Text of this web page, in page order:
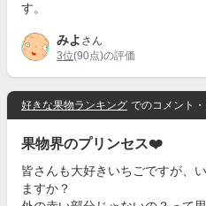
す。
みよ さん
3位(90点)の評価
好きな果物ランキング でのコメント・
果物界のプリンセス❤️
皆さんも大好きいちごですが、
ますか？